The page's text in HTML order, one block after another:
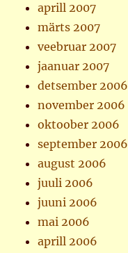
aprill 2007
märts 2007
veebruar 2007
jaanuar 2007
detsember 2006
november 2006
oktoober 2006
september 2006
august 2006
juuli 2006
juuni 2006
mai 2006
aprill 2006